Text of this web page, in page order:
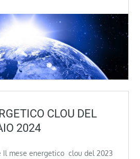
CLOU DEL
2024
Il mese energetico clou del 2023